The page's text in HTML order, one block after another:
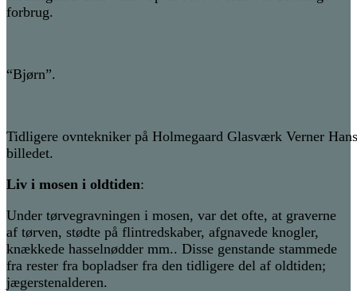
forbrug.
“Bjørn”.
Tidligere ovntekniker på Holmegaard Glasværk Verner
billedet.
Liv i mosen i oldtiden:
Under tørvegravningen i mosen, var det ofte, at graverne
af tørven, stødte på flintredskaber, afgnavede knogler,
knækkede hasselnødder mm.. Disse genstande stammede
fra rester fra bopladser fra den tidligere del af oldtiden;
jægerstenalderen.